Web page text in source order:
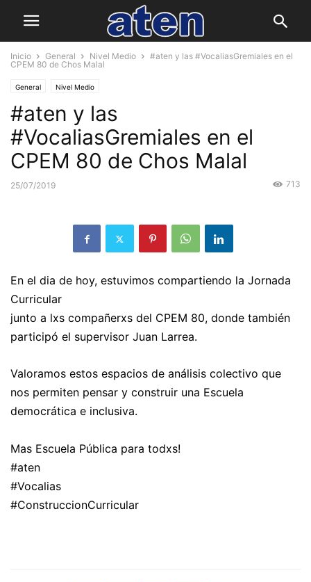
Inicio General Nivel Medio
#aten y las #VocaliasGremiales en el
CPEM 80 de Chos Malal
General Nivel Medio
#aten y las
#VocaliasGremiales en el
CPEM 80 de Chos Malal
25/07/2019 713
En el dia de hoy, estuvimos compartiendo la Jornada
Curricular
junto a lxs compañerxs del CPEM 80, donde también
participó el supervisor Juan Larrea.
Valoramos estos espacios de análisis colectivo que
nos permiten pensar y construir una Escuela
democrática e inclusiva.
Mas Escuela Pública para todxs!
#aten
#Vocalias
#ConstruccionCurricular